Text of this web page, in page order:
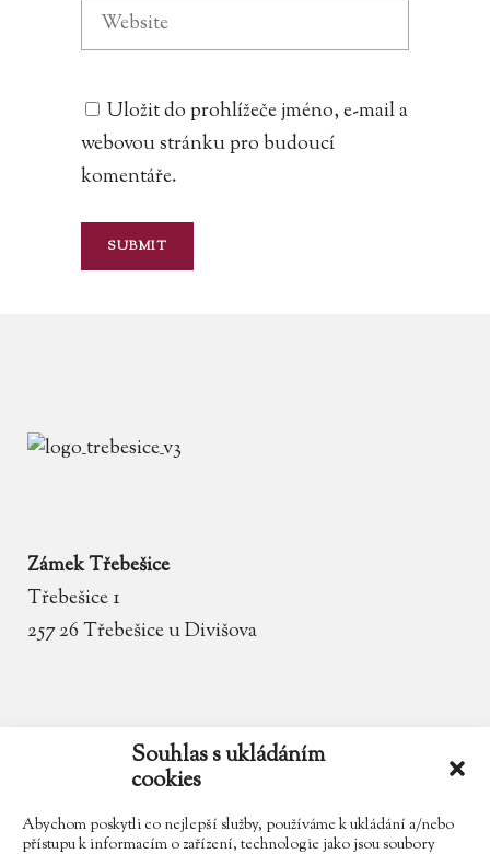
Souhlas s ukládáním
cookies
Abychom poskytli co nejlepší služby, používáme k ukládání a/nebo
přístupu k informacím o zařízení, technologie jako jsou soubory
Uložit do prohlížeče jméno, e-mail a
webovou stránku pro budoucí
komentáře.
Zámek Třebešice
Třebešice 1
257 26 Třebešice u Divišova
zamek.trebesice@volny.cz
602 354 467